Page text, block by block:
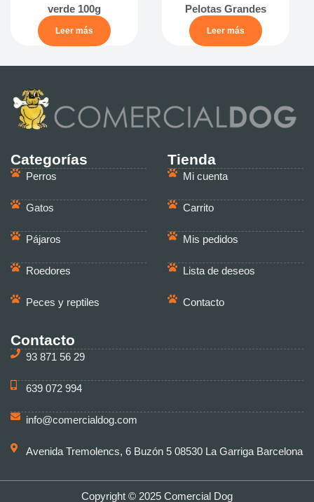
verde 100g
Leer más
Pelotas Grandes
Leer más
Categorías
Perros
Gatos
Pájaros
Roedores
Peces y reptiles
Tienda
Mi cuenta
Carrito
Mis pedidos
Lista de deseos
Contacto
Contacto
93 871 56 29
639 072 994
info@comercialdog.com
Avenida Tremolencs, 6 Buzón 5 08530 La Garriga Barcelona
Copyright © 2025 Comercial Dog